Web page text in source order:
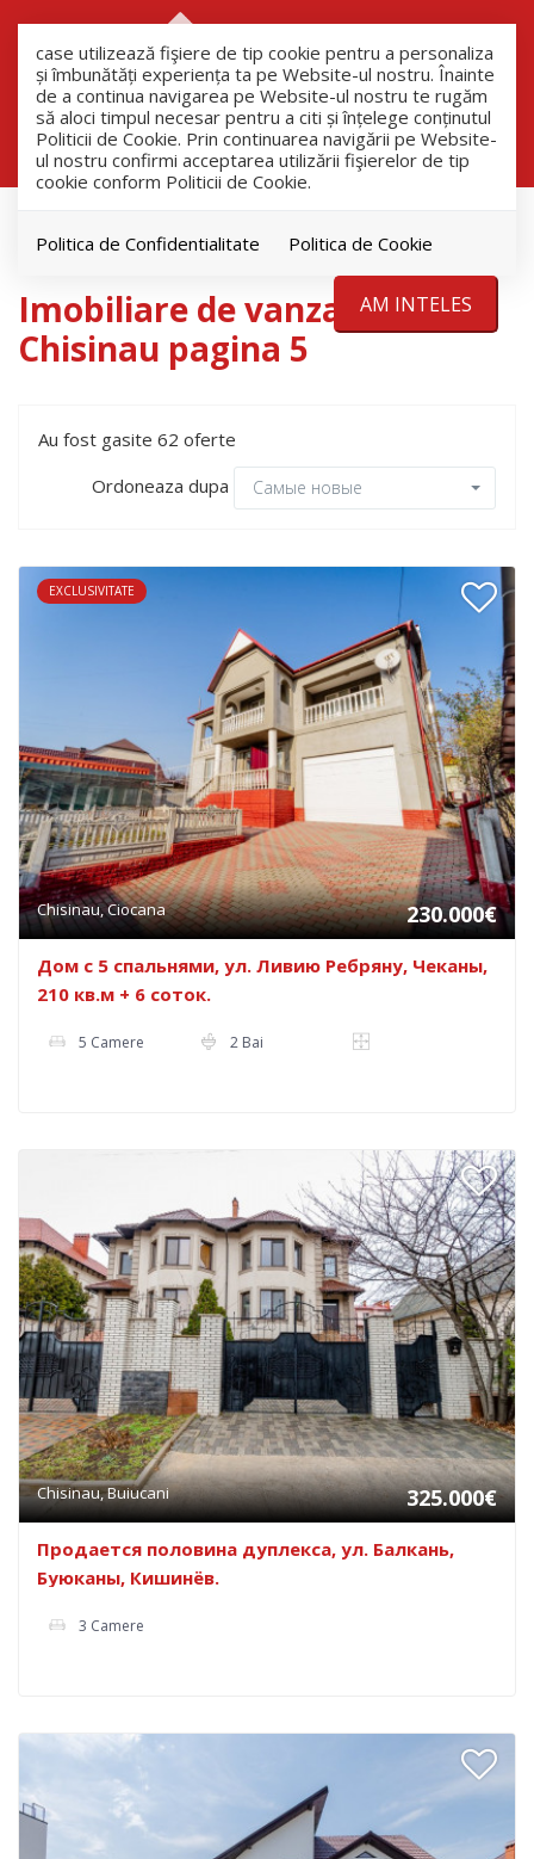
case utilizează fişiere de tip cookie pentru a personaliza
și îmbunătăți experiența ta pe Website-ul nostru. Înainte
de a continua navigarea pe Website-ul nostru te rugăm
să aloci timpul necesar pentru a citi și înțelege conținutul
Politicii de Cookie. Prin continuarea navigării pe Website-
ul nostru confirmi acceptarea utilizării fişierelor de tip
cookie conform Politicii de Cookie.
Politica de Confidentialitate Politica de Cookie
AM INTELES
Filtreaza
Chisinau
Imobiliare de vanzare in
Chisinau pagina 5
Au fost gasite 62 oferte
Ordoneaza dupa
Самые новые
EXCLUSIVITATE
Chisinau, Ciocana 230.000€
Дом с 5 спальнями, ул. Ливию Ребряну, Чеканы,
210 кв.м + 6 соток.
5 Camere 2 Bai
Chisinau, Buiucani 325.000€
Продается половина дуплекса, ул. Балкань,
Буюканы, Кишинёв.
3 Camere